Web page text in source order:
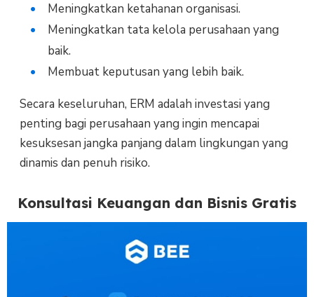
Meningkatkan ketahanan organisasi.
Meningkatkan tata kelola perusahaan yang
baik.
Membuat keputusan yang lebih baik.
Secara keseluruhan, ERM adalah investasi yang
penting bagi perusahaan yang ingin mencapai
kesuksesan jangka panjang dalam lingkungan yang
dinamis dan penuh risiko.
Konsultasi Keuangan dan Bisnis Gratis